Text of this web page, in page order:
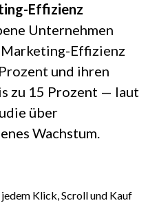
Effizienz
Unternehmen
Effizienz
und ihren
zu 15 Prozent — laut
über
Wachstum.
Klick, Scroll und Kauf